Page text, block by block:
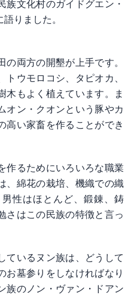
族文化村のガイドグエン・
りました。
の両方の開墾が上手です。
ウモロコシ、タピオカ、
木もよく植えています。ま
オン・クオンという豚やカ
高い家畜を作ることができ
作るためにいろいろな職業
、綿花の栽培、機織での織
性はほとんど、鍛錬、鋳
さはこの民族の特徴と言っ
ているヌン族は、どうして
お墓参りをしなければなり
族のノン・ヴァン・ドアン